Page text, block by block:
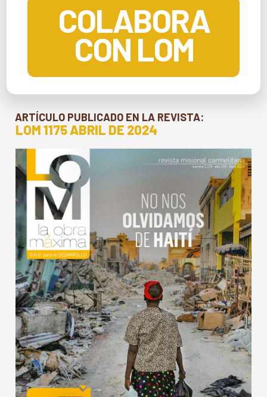
COLABORA
CON LOM
ARTÍCULO PUBLICADO EN LA REVISTA:
LOM 1175 ABRIL DE 2024